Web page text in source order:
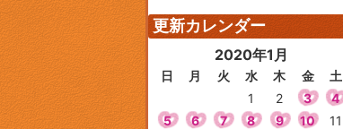
更新カレンダー
2020年1月
日 月 火 水 木 金
土
1
2 3
4
5
6 7 8 9 10
11